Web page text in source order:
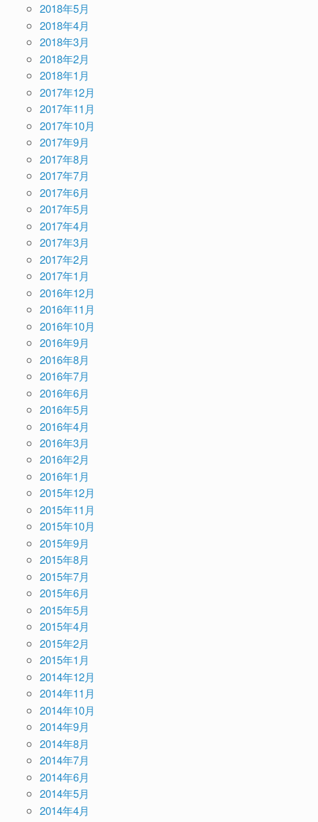
2018年5月
2018年4月
2018年3月
2018年2月
2018年1月
2017年12月
2017年11月
2017年10月
2017年9月
2017年8月
2017年7月
2017年6月
2017年5月
2017年4月
2017年3月
2017年2月
2017年1月
2016年12月
2016年11月
2016年10月
2016年9月
2016年8月
2016年7月
2016年6月
2016年5月
2016年4月
2016年3月
2016年2月
2016年1月
2015年12月
2015年11月
2015年10月
2015年9月
2015年8月
2015年7月
2015年6月
2015年5月
2015年4月
2015年2月
2015年1月
2014年12月
2014年11月
2014年10月
2014年9月
2014年8月
2014年7月
2014年6月
2014年5月
2014年4月